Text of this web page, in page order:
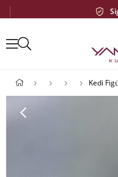
14